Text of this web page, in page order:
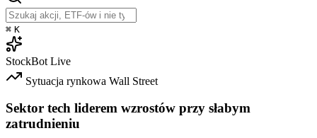
⌘ K
StockBot Live
Sytuacja rynkowa Wall Street
Sektor tech liderem wzrostów przy słabym
zatrudnieniu